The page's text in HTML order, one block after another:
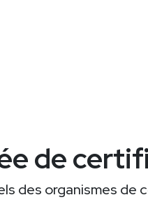
de
des organismes de